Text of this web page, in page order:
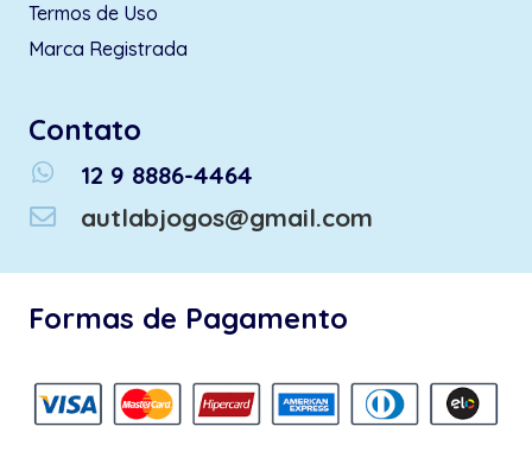
Termos de Uso
Marca Registrada
Contato
whatsapp
12 9 8886-4464
autlabjogos@gmail.com
Formas de Pagamento